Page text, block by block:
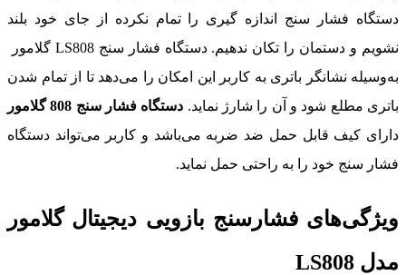
دستگاه فشار سنج اندازه گيری را تمام نكرده از جای خود بلند
نشويم و دستمان را تكان ندهيم. دستگاه فشار سنج LS808 گلامور
به‌وسیله نشانگر باتری به كاربر اين امكان را می‌دهد تا از تمام شدن
باتری مطلع شود و آن را شارژ نمايد. دستگاه فشار سنج 808 گلامور
دارای كيف قابل حمل ضد ضربه می‌باشد و كاربر می‌تواند دستگاه
فشار سنج خود را به راحتی حمل نمايد.
ویژگی‌های فشارسنج بازویی دیجیتال گلامور
مدل LS808